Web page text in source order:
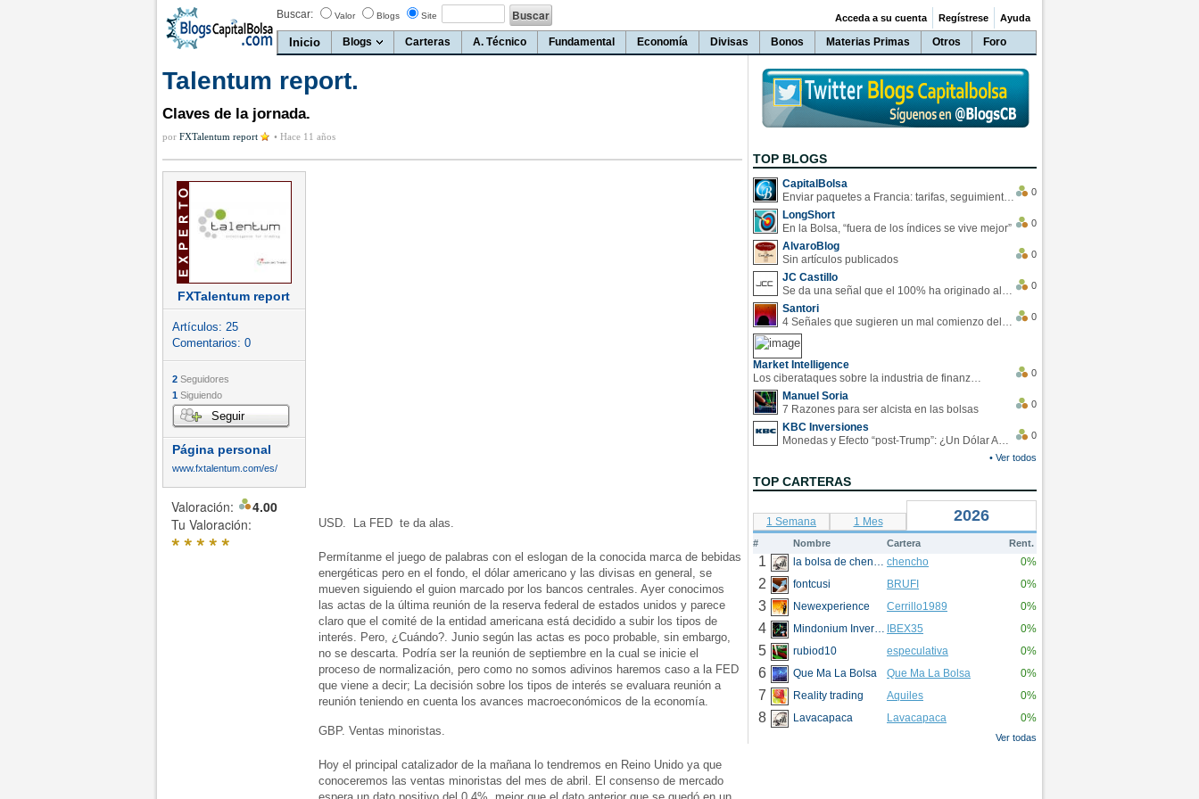
Buscar: Valor Blogs Site
Inicio Blogs Carteras A. Técnico Fundamental Economía Divisas Bonos Materias Primas Otros Foro
Acceda a su cuenta Regístrese Ayuda
Talentum report.
Claves de la jornada.
por FXTalentum report • Hace 11 años
FXTalentum report
Artículos: 25
Comentarios: 0
2 Seguidores
1 Siguiendo
Seguir
Página personal
www.fxtalentum.com/es/
Valoración:
4.00
Tu Valoración:
*****
USD. La FED te da alas.
Permítanme el juego de palabras con el eslogan de la conocida marca de bebidas
energéticas pero en el fondo, el dólar americano y las divisas en general, se
mueven siguiendo el guion marcado por los bancos centrales. Ayer conocimos
las actas de la última reunión de la reserva federal de estados unidos y parece
claro que el comité de la entidad americana está decidido a subir los tipos de
interés. Pero, ¿Cuándo?. Junio según las actas es poco probable, sin embargo,
no se descarta. Podría ser la reunión de septiembre en la cual se inicie el
proceso de normalización, pero como no somos adivinos haremos caso a la FED
que viene a decir; La decisión sobre los tipos de interés se evaluara reunión a
reunión teniendo en cuenta los avances macroeconómicos de la economía.
GBP. Ventas minoristas.
Hoy el principal catalizador de la mañana lo tendremos en Reino Unido ya que
conoceremos las ventas minoristas del mes de abril. El consenso de mercado
TOP BLOGS
CapitalBolsa
Enviar paquetes a Francia: tarifas, seguimiento y ventajas destacadas
0
LongShort
En la Bolsa, “fuera de los índices se vive mejor”
0
AlvaroBlog
Sin artículos publicados
0
JC Castillo
Se da una señal que el 100% ha originado alzas en las bolsas
0
Santori
4 Señales que sugieren un mal comienzo del 3T de la economía EEUU
0
Market Intelligence
Los ciberataques sobre la industria de finanzas se han duplicado este año
0
Manuel Soria
7 Razones para ser alcista en las bolsas
0
KBC Inversiones
Monedas y Efecto “post-Trump”: ¿Un Dólar Americano operando en rangos?
0
• Ver todos
TOP CARTERAS
1 Semana 1 Mes 2026
# Nombre Cartera Rent.
1 la bolsa de chencho chencho 0%
2 fontcusi BRUFI 0%
3 Newexperience Cerrillo1989 0%
4 Mindonium Inversions IBEX35 0%
5 rubiod10 especulativa 0%
6 Que Ma La Bolsa Que Ma La Bolsa 0%
7 Reality trading Aquiles 0%
8 Lavacapaca Lavacapaca 0%
Ver todas